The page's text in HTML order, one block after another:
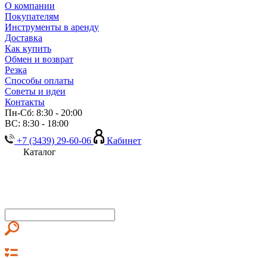
О компании
Покупателям
Инструменты в аренду
Доставка
Как купить
Обмен и возврат
Резка
Способы оплаты
Советы и идеи
Контакты
Пн-Сб: 8:30 - 20:00
ВС: 8:30 - 18:00
+7 (3439) 29-60-06
Кабинет
Каталог